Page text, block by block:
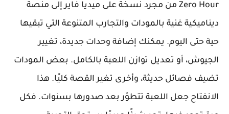
Zero Hour من مجرد نسخة على ميديا فاير إلى منصة
ديناميكية غنية بالمودات والتجارب المتنوعة التي تبقيها
حية حتى اليوم. يمكنك إضافة وحدات جديدة، تغيير
الجيوش، أو تعديل توازن اللعبة بالكامل. بعض المودات
تضيف فصائل حديثة، وأخرى تغير القصة كليًا. هذا
الانفتاح جعل اللعبة تتطوّر بعد صدورها بسنوات. فكل